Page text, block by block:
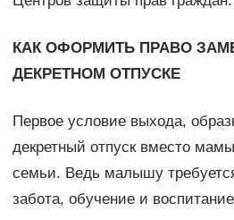
КАК ОФОРМИТЬ ПРАВО
ДЕКРЕТНОМ ОТПУСКЕ
Первое условие выхода,
декретный отпуск вместо
семьи. Ведь малышу
забота, обучение и